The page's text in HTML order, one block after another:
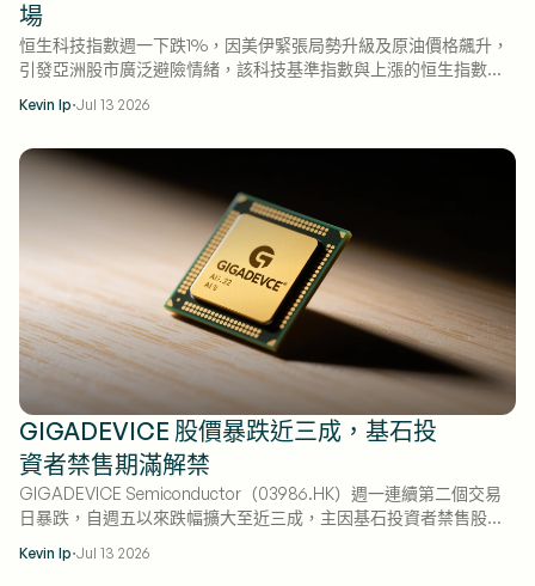
場
恒生科技指數週一下跌1%，因美伊緊張局勢升級及原油價格飆升，
引發亞洲股市廣泛避險情緒，該科技基準指數與上漲的恒生指數背
Kevin Ip·Jul 13 2026
GIGADEVICE 股價暴跌近三成，基石投
資者禁售期滿解禁
GIGADEVICE Semiconductor（03986.HK）週一連續第二個交易
日暴跌，自週五以來跌幅擴大至近三成，主因基石投資者禁售股份
者紛紛出場。
Kevin Ip·Jul 13 2026